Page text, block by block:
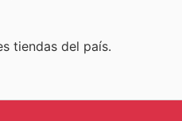
tiendas del país.